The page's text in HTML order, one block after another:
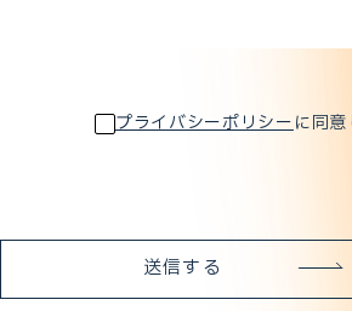
プライバシーポリシーに同意